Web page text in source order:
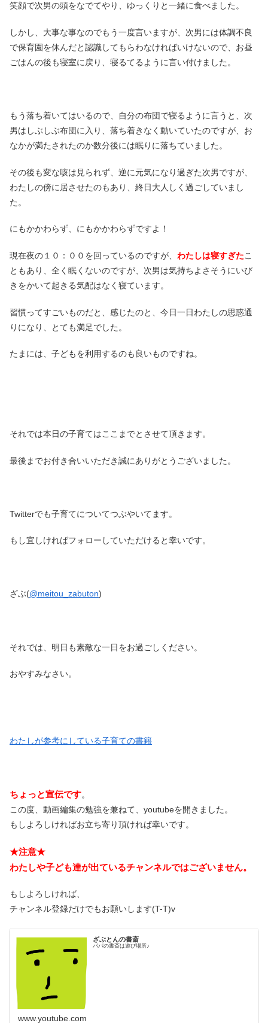
笑顔で次男の頭をなでてやり、ゆっくりと一緒に食べました。
しかし、大事な事なのでもう一度言いますが、次男には体調不良
で保育園を休んだと認識してもらわなければいけないので、お昼
ごはんの後も寝室に戻り、寝るてるように言い付けました。
もう落ち着いてはいるので、自分の布団で寝るように言うと、次
男はしぶしぶ布団に入り、落ち着きなく動いていたのですが、お
なかが満たされたのか数分後には眠りに落ちていました。
その後も変な咳は見られず、逆に元気になり過ぎた次男ですが、
わたしの傍に居させたのもあり、終日大人しく過ごしていまし
た。
にもかかわらず、にもかかわらずですよ！
現在夜の１０：００を回っているのですが、 わたしは寝すぎたこ
ともあり、全く眠くないのですが、次男は気持ちよさそうにいび
きをかいて起きる気配はなく寝ています。
習慣ってすごいものだと、感じたのと、今日一日わたしの思惑通
りになり、とても満足でした。
たまには、子どもを利用するのも良いものですね。
それでは本日の子育てはここまでとさせて頂きます。
最後までお付き合いいただき誠にありがとうございました。
Twitterでも子育てについてつぶやいてます。
もし宜しければフォローしていただけると幸いです。
ざぶ(@meitou_zabuton)
それでは、明日も素敵な一日をお過ごしください。
おやすみなさい。
わたしが参考にしている子育ての書籍
ちょっと宣伝です。
この度、動画編集の勉強を兼ねて、youtubeを開きました。
もしよろしければお立ち寄り頂ければ幸いです。
★注意★
わたしや子ども達が出ているチャンネルではございません。
もしよろしければ、
チャンネル登録だけでもお願いします(T-T)v
ざぶとんの書斎
パパの書斎は遊び場所♪
www.youtube.com